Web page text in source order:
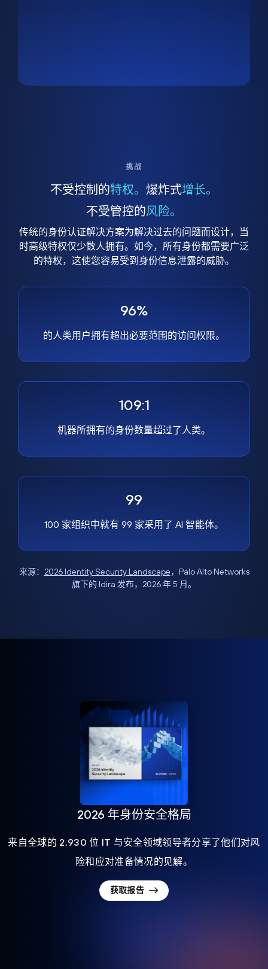
挑战
不受控制的特权。 爆炸式增长。
不受管控的风险。
传统的身份认证解决方案为解决过去的问题而设计，当
时高级特权仅少数人拥有。如今，所有身份都需要广泛
的特权，这使您容易受到身份信息泄露的威胁。
96%
的人类用户拥有超出必要范围的访问权限。
109:1
机器所拥有的身份数量超过了人类。
99
100 家组织中就有 99 家采用了 AI 智能体。
来源： 2026 Identity Security Landscape，Palo Alto Networks
旗下的 Idira 发布，2026 年 5 月。
2026 年身份安全格局
来自全球的 2,930 位 IT 与安全领域领导者分享了他们对风
险和应对准备情况的见解。
获取报告